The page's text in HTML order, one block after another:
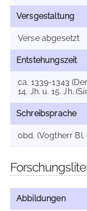
Versgestaltung
Verse abgesetzt
Entstehungszeit
ca. 1339-1343
14. Jh. u. 15. Jh.
Schreibsprache
obd. (Vogtherr Bl.
Abbildungen